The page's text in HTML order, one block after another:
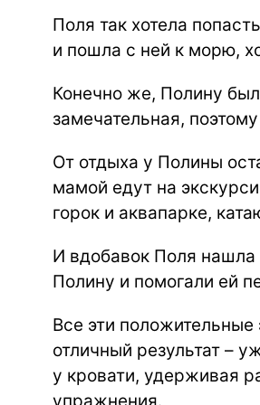
Поля так хотела
и пошла с ней к морю,
Конечно же, Полину
замечательная,
От отдыха у Полины
мамой едут на
горок и аквапарке,
И вдобавок Поля нашла
Полину и помогали ей
Все эти
отличный результат –
у кровати, удерживая